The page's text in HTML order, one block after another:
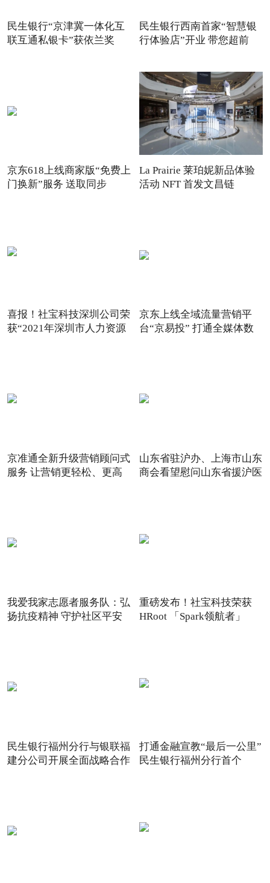
民生银行“京津冀一体化互
联互通私银卡”获依兰奖
民生银行西南首家“智慧银
行体验店”开业 带您超前
京东618上线商家版“免费上
门换新”服务 送取同步
La Prairie 莱珀妮新品体验
活动 NFT 首发文昌链
喜报！社宝科技深圳公司荣
获“2021年深圳市人力资源
京东上线全域流量营销平
台“京易投” 打通全媒体数
京准通全新升级营销顾问式
服务 让营销更轻松、更高
山东省驻沪办、上海市山东
商会看望慰问山东省援沪医
我爱我家志愿者服务队：弘
扬抗疫精神 守护社区平安
重磅发布！社宝科技荣获
HRoot 「Spark领航者」
民生银行福州分行与银联福
建分公司开展全面战略合作
打通金融宣教“最后一公里”
民生银行福州分行首个